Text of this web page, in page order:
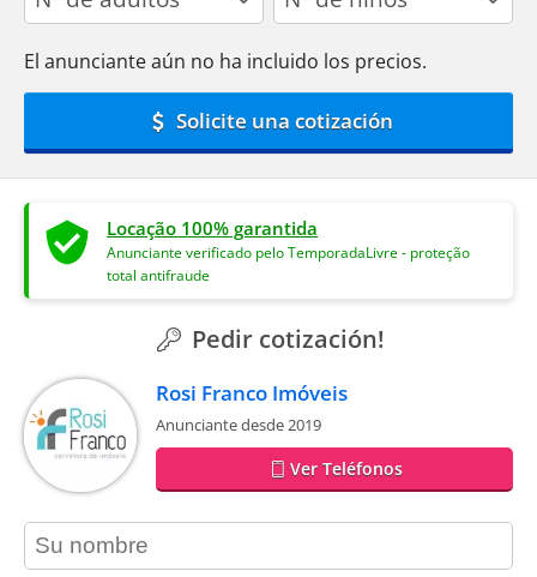
El anunciante aún no ha incluido los precios.
Solicite una cotización
Locação 100% garantida
Anunciante verificado pelo TemporadaLivre - proteção
total antifraude
Pedir cotización!
Rosi Franco Imóveis
Anunciante desde 2019
Ver Teléfonos
contact_name